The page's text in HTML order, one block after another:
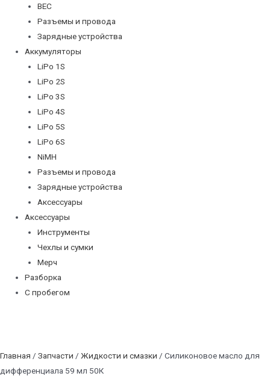
BEC
Разъемы и провода
Зарядные устройства
Аккумуляторы
LiPo 1S
LiPo 2S
LiPo 3S
LiPo 4S
LiPo 5S
LiPo 6S
NiMH
Разъемы и провода
Зарядные устройства
Аксессуары
Аксессуары
Инструменты
Чехлы и сумки
Мерч
Разборка
С пробегом
Главная / Запчасти / Жидкости и смазки / Силиконовое масло для
дифференциала 59 мл 50К